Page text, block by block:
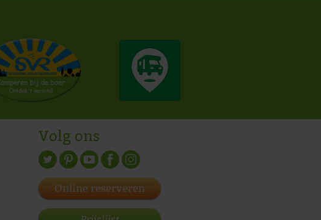
Volg ons
Online reserveren